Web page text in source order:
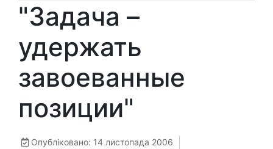
"Задача –
удержать
завоеванные
позиции"
Опубліковано: 14 листопада 2006